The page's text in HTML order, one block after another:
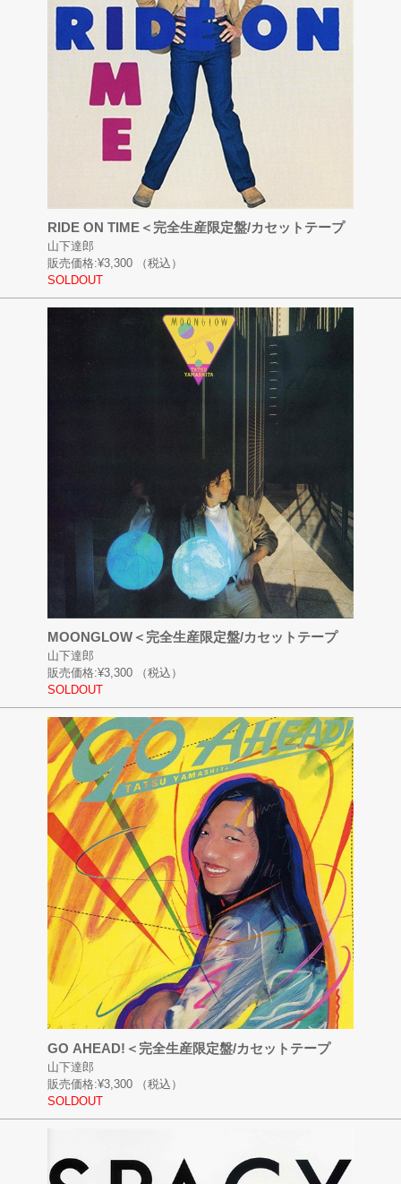
RIDE ON TIME＜完全生産限定盤/カセットテープ
山下達郎
販売価格:¥3,300
（税込）
SOLDOUT
MOONGLOW＜完全生産限定盤/カセットテープ
山下達郎
販売価格:¥3,300
（税込）
SOLDOUT
GO AHEAD!＜完全生産限定盤/カセットテープ
山下達郎
販売価格:¥3,300
（税込）
SOLDOUT